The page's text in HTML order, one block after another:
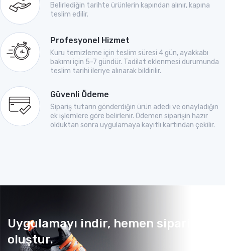
Belirlediğin tarihte ürünlerin kapından alınır, kapına
teslim edilir.
Profesyonel Hizmet
Kuru temizleme için teslim süresi 4 gün, ayakkabı
bakımı için 5-7 gündür. Tadilat eklenmesi durumunda
teslim tarihi ileriye alınarak bildirilir.
Güvenli Ödeme
Sipariş tutarın gönderdiğin ürün adedi ve onayladığın
ek işlemlere göre belirlenir. Ödemen siparişin hazır
olduktan sonra uygulamaya kayıtlı kartından çekilir.
Uygulamayı indir, hemen sipariş
oluştur.